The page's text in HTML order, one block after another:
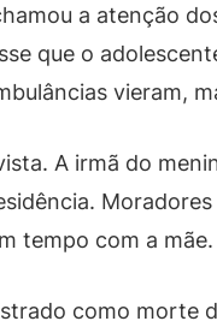
a atenção
que o
vieram,
A irmã do
tempo com a
como